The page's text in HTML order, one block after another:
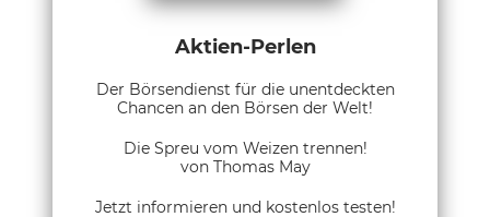
Aktien-Perlen
Der Börsendienst für die unentdeckten
Chancen an den Börsen der Welt!
Die Spreu vom Weizen trennen!
von Thomas May
Jetzt informieren und kostenlos testen!